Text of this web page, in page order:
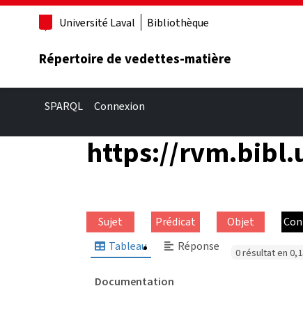
Aller au contenu principal
Université Laval
Bibliothèque
Répertoire de vedettes-matière
SPARQL Connexion
https://
Sujet Prédicat Objet
Tableau
Réponse 0 résultat en
Documentation